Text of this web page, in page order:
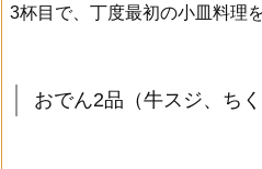
3杯目で、丁度最初の小皿料理
おでん2品（牛スジ、ち